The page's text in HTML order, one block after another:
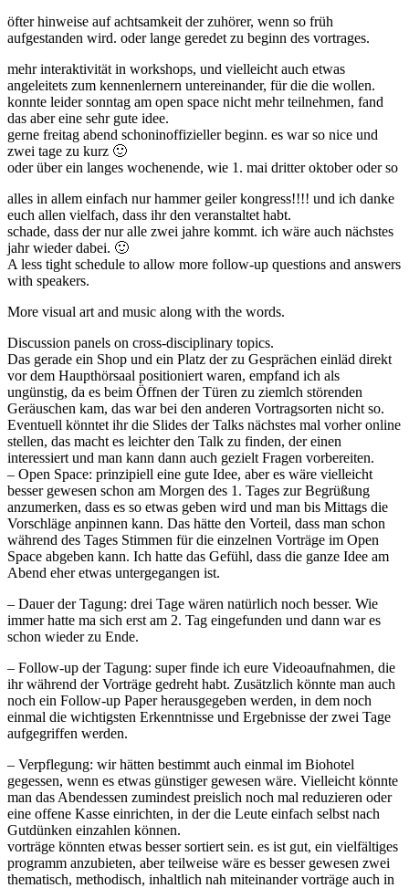
öfter hinweise auf achtsamkeit der zuhörer, wenn so früh
aufgestanden wird. oder lange geredet zu beginn des vortrages.
mehr interaktivität in workshops, und vielleicht auch etwas
angeleitets zum kennenlernern untereinander, für die die wollen.
konnte leider sonntag am open space nicht mehr teilnehmen, fand
das aber eine sehr gute idee.
gerne freitag abend schoninoffizieller beginn. es war so nice und
zwei tage zu kurz 🙂
oder über ein langes wochenende, wie 1. mai dritter oktober oder so
alles in allem einfach nur hammer geiler kongress!!!! und ich danke
euch allen vielfach, dass ihr den veranstaltet habt.
schade, dass der nur alle zwei jahre kommt. ich wäre auch nächstes
jahr wieder dabei. 🙂
A less tight schedule to allow more follow-up questions and answers
with speakers.
More visual art and music along with the words.
Discussion panels on cross-disciplinary topics.
Das gerade ein Shop und ein Platz der zu Gesprächen einläd direkt
vor dem Haupthörsaal positioniert waren, empfand ich als
ungünstig, da es beim Öffnen der Türen zu ziemlch störenden
Geräuschen kam, das war bei den anderen Vortragsorten nicht so.
Eventuell könntet ihr die Slides der Talks nächstes mal vorher online
stellen, das macht es leichter den Talk zu finden, der einen
interessiert und man kann dann auch gezielt Fragen vorbereiten.
– Open Space: prinzipiell eine gute Idee, aber es wäre vielleicht
besser gewesen schon am Morgen des 1. Tages zur Begrüßung
anzumerken, dass es so etwas geben wird und man bis Mittags die
Vorschläge anpinnen kann. Das hätte den Vorteil, dass man schon
während des Tages Stimmen für die einzelnen Vorträge im Open
Space abgeben kann. Ich hatte das Gefühl, dass die ganze Idee am
Abend eher etwas untergegangen ist.
– Dauer der Tagung: drei Tage wären natürlich noch besser. Wie
immer hatte ma sich erst am 2. Tag eingefunden und dann war es
schon wieder zu Ende.
– Follow-up der Tagung: super finde ich eure Videoaufnahmen, die
ihr während der Vorträge gedreht habt. Zusätzlich könnte man auch
noch ein Follow-up Paper herausgegeben werden, in dem noch
einmal die wichtigsten Erkenntnisse und Ergebnisse der zwei Tage
aufgegriffen werden.
– Verpflegung: wir hätten bestimmt auch einmal im Biohotel
gegessen, wenn es etwas günstiger gewesen wäre. Vielleicht könnte
man das Abendessen zumindest preislich noch mal reduzieren oder
eine offene Kasse einrichten, in der die Leute einfach selbst nach
Gutdünken einzahlen können.
vorträge könnten etwas besser sortiert sein. es ist gut, ein vielfältiges
programm anzubieten, aber teilweise wäre es besser gewesen zwei
thematisch, methodisch, inhaltlich nah miteinander vorträge auch in